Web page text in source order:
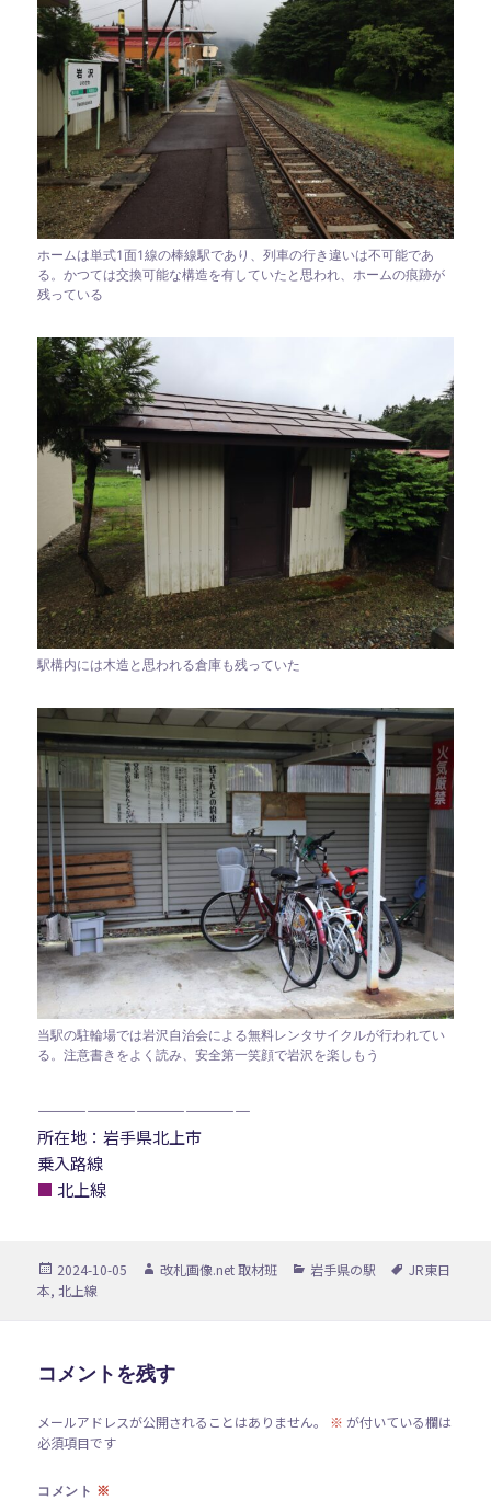
ホームは単式1面1線の棒線駅であり、列車の行き違いは不可能であ
る。かつては交換可能な構造を有していたと思われ、ホームの痕跡が
残っている
駅構内には木造と思われる倉庫も残っていた
当駅の駐輪場では岩沢自治会による無料レンタサイクルが行われてい
る。注意書きをよく読み、安全第一笑顔で岩沢を楽しもう
—————————————
所在地：岩手県北上市
乗入路線
■ 北上線
投
稿
2024-10-05
作
改札画像.net 取材班
カ
岩手県の駅
タ
JR東日
本, 北上線
コメントを残す
メールアドレスが公開されることはありません。 ※ が付いている欄は
必須項目です
コメント ※